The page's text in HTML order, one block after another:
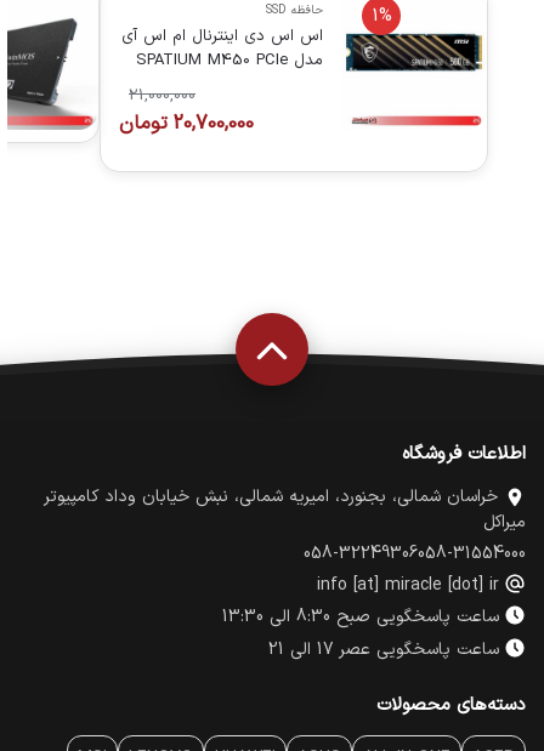
1% حافظه SSD
اس اس دی اینترنال ام اس آی
مدل SPATIUM M450 PCIe
4.0 NVMe M.2 ظرفیت 500
21,000,000
20,700,000 تومان
اطلاعات فروشگاه
خراسان شمالی، بجنورد، امیریه شمالی، نبش خیابان وداد کامپیوتر
میراکل
058-31554000
058-32249306
info [at] miracle [dot] ir
ساعت پاسخگویی صبح 8:30 الی 13:30
ساعت پاسخگویی عصر 17 الی 21
دسته‌های محصولات